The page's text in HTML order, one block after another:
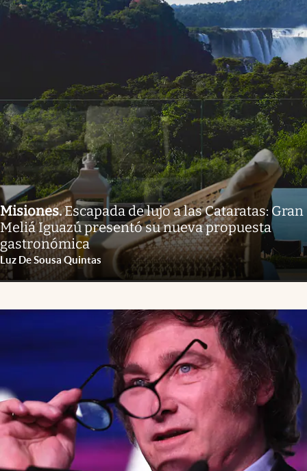
Misiones.Escapada de lujo a las Cataratas: Gran
Meliá Iguazú presentó su nueva propuesta
gastronómica
Luz De Sousa Quintas